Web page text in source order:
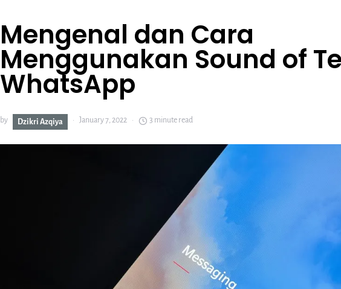
Mengenal dan Cara
Menggunakan Sound of
WhatsApp
by Dzikri Azqiya January 7, 2022 3 minute read